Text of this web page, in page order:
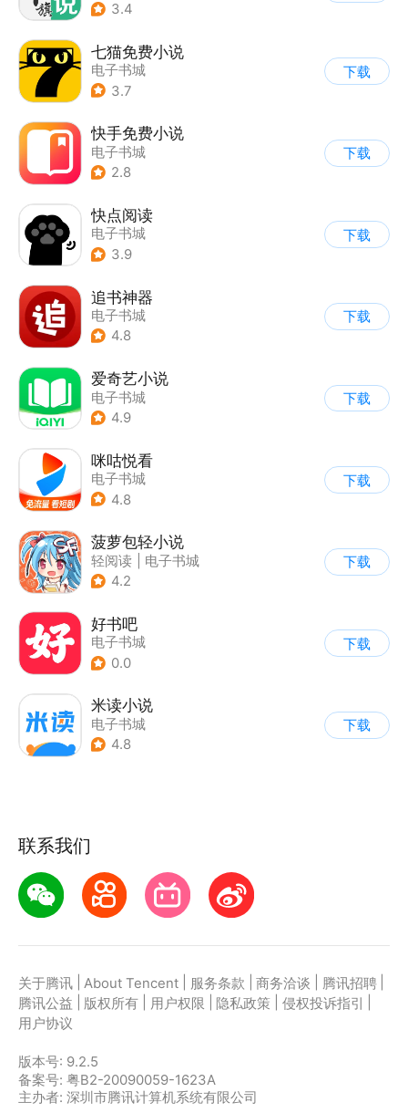
3.4
七猫免费小说
电子书城
3.7
下载
快手免费小说
电子书城
2.8
下载
快点阅读
电子书城
3.9
下载
追书神器
电子书城
4.8
下载
爱奇艺小说
电子书城
4.9
下载
咪咕悦看
电子书城
4.8
下载
菠萝包轻小说
轻阅读
电子书城
4.2
下载
好书吧
电子书城
0.0
下载
米读小说
电子书城
4.8
下载
联系我们
关于腾讯 About Tencent 服务条款 商务洽谈 腾讯招聘
腾讯公益
版权所有 用户权限 隐私政策 侵权投诉指引
用户协议
版本号: 9.2.5
备案号: 粤B2-20090059-1623A
主办者: 深圳市腾讯计算机系统有限公司